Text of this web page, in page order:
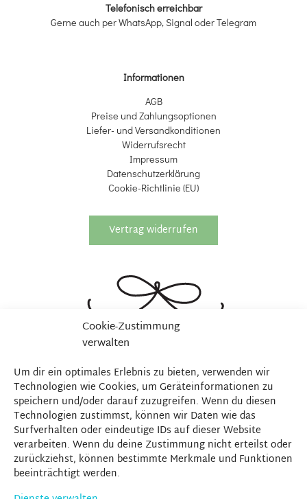
Cookie-Zustimmung
verwalten
Um dir ein optimales Erlebnis zu bieten, verwenden wir
Technologien wie Cookies, um Geräteinformationen zu
speichern und/oder darauf zuzugreifen. Wenn du diesen
Technologien zustimmst, können wir Daten wie das
Surfverhalten oder eindeutige IDs auf dieser Website
verarbeiten. Wenn du deine Zustimmung nicht erteilst oder
zurückziehst, können bestimmte Merkmale und Funktionen
beeinträchtigt werden.
Telefonisch erreichbar
Gerne auch per WhatsApp, Signal oder Telegram
Informationen
AGB
Preise und Zahlungsoptionen
Liefer- und Versandkonditionen
Widerrufsrecht
Impressum
Datenschutzerklärung
Cookie-Richtlinie (EU)
Vertrag widerrufen